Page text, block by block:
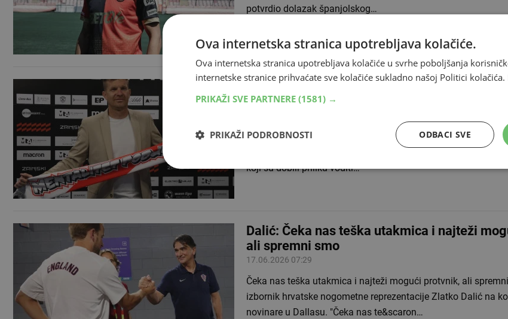
potvrdio dolazak španjolskog…
Simon Rožman predstavljen u Zrinjskom:
smo klub došli i koji su ciljevi'
Simon Rožman službeno je predstavljen kao novi šef
koji su dobili priliku voditi…
Dalić: Čeka nas teška utakmica i najteži
ali spremni smo
17.06.2026 07:29
Čeka nas teška utakmica i najteži mogući protvnik, ali
izbornik hrvatske nogometne reprezentacije Zlatko Dalić na
novinare u Dallasu. "Čeka nas te&scaron…
Ova internetska stranica upotrebljava kolačiće.
Ova internetska stranica upotrebljava kolačiće u svrhe poboljšanja
internetske stranice prihvaćate sve kolačiće sukladno našoj Politici kolačića.
PRIKAŽI SVE PARTNERE (1581) →
ODBACI SVE
PRIKAŽI PODROBNOSTI